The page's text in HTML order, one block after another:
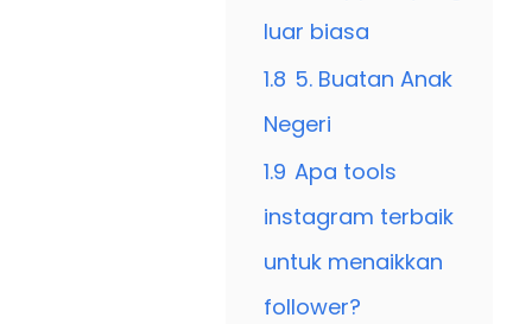
luar biasa
1.8 5. Buatan Anak
Negeri
1.9 Apa tools
instagram terbaik
untuk menaikkan
follower?